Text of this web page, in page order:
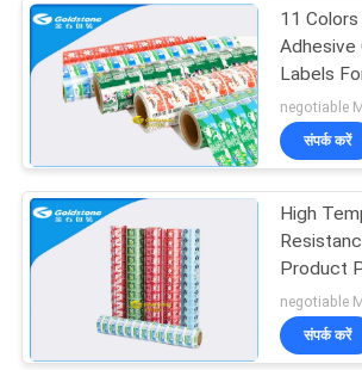
कस्टम पेपर लेबल
स्टिक पैक
11
Adhesive
Labels
Cream
negotiable
संपर्क करें
High
Product
Printing
Precision
negotiable
संपर्क करें